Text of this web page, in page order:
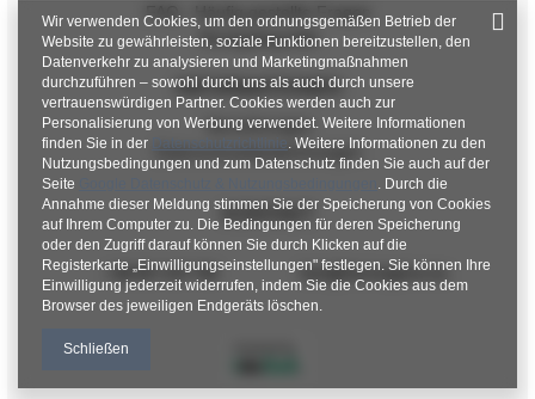
FAQ - Häufig gestellte Fragen
Rückgabepolitik
INFORMATIONEN
Verordnungen
Datenschutzbestimmungen
KONTAKT
+48 601 547 740 hurt@factoryprice.eu
Wir verwenden Cookies, um den ordnungsgemäßen Betrieb der
Website zu gewährleisten, soziale Funktionen bereitzustellen, den
Datenverkehr zu analysieren und Marketingmaßnahmen
durchzuführen – sowohl durch uns als auch durch unsere
vertrauenswürdigen Partner. Cookies werden auch zur
Personalisierung von Werbung verwendet. Weitere Informationen
finden Sie in der
Datenschutzrichtlinie. Weitere Informationen zu den
Nutzungsbedingungen und zum Datenschutz finden Sie auch auf der
Seite
. Durch die
Annahme dieser Meldung stimmen Sie der Speicherung von Cookies
auf Ihrem Computer zu. Die Bedingungen für deren Speicherung
oder den Zugriff darauf können Sie durch Klicken auf die
Registerkarte „Einwilligungseinstellungen" festlegen. Sie können Ihre
Einwilligung jederzeit widerrufen, indem Sie die Cookies aus dem
Browser des jeweiligen Endgeräts löschen.
Schließen